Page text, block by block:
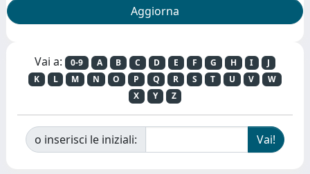
Vai a: 0-9 A B C D E F G H I
J
K
L M N O P Q R S T U V
W
X
Y Z
o inserisci le iniziali: